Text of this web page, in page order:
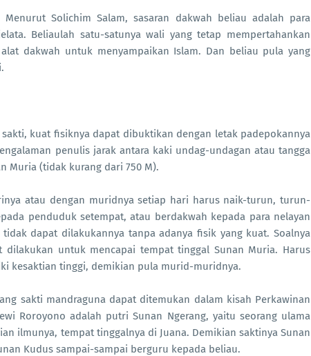
Solichim Salam, sasaran dakwah beliau adalah para
Beliaulah satu-satunya wali yang tetap mempertahankan
dakwah untuk menyampaikan Islam. Dan beliau pula yang
kuat fisiknya dapat dibuktikan dengan letak padepokannya
penulis jarak antara kaki undag-undagan atau tangga
Muria (tidak kurang dari 750 M).
atau dengan muridnya setiap hari harus naik-turun, turun-
penduduk setempat, atau berdakwah kepada para nelayan
dapat dilakukannya tanpa adanya fisik yang kuat. Soalnya
untuk mencapai tempat tinggal Sunan Muria. Harus
kesaktian tinggi, demikian pula murid-muridnya.
sakti mandraguna dapat ditemukan dalam kisah Perkawinan
Roroyono adalah putri Sunan Ngerang, yaitu seorang ulama
ilmunya, tempat tinggalnya di Juana. Demikian saktinya Sunan
Kudus sampai-sampai berguru kepada beliau.